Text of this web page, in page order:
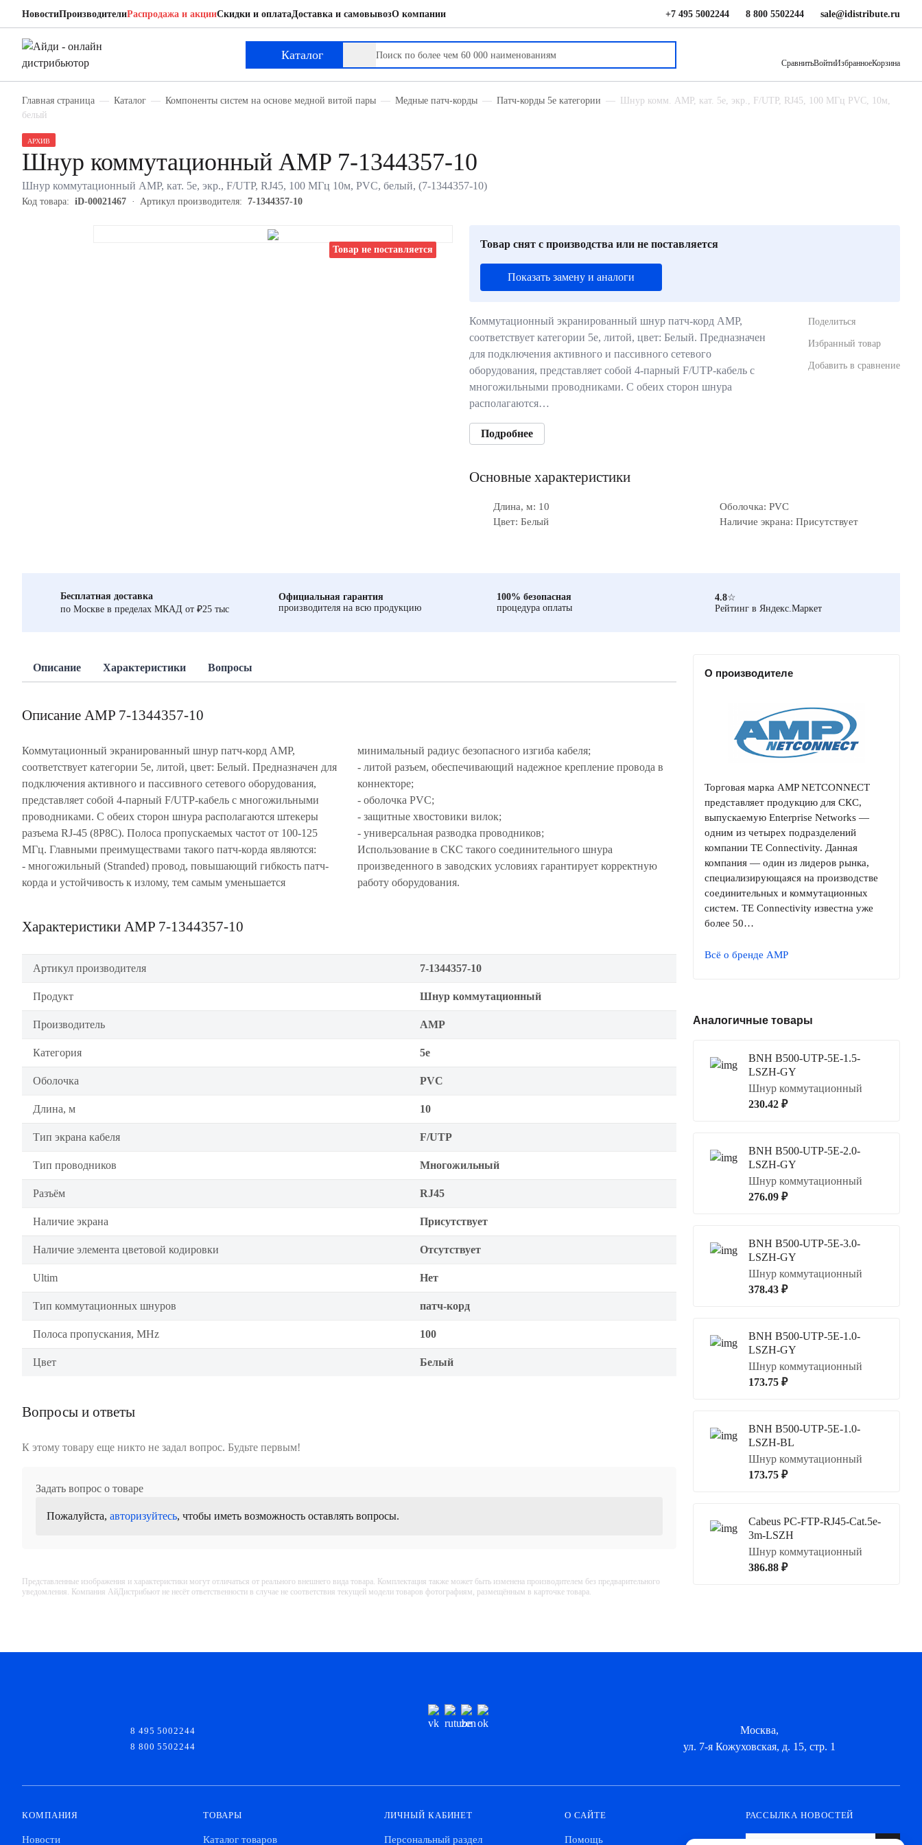
НовостиПроизводителиРаспродажа и акцииСкидки и оплатаДоставка и самовывозО компании +7 495 5002244 8 800 5502244 sale@idistribute.ru
Каталог
СравнитьВойтиИзбранноеКорзина
Главная страница Каталог Компоненты систем на основе медной витой пары Медные патч-корды Патч-корды 5е категории
Шнур комм. AMP, кат. 5е, экр., F/UTP, RJ45, 100 МГц PVC, 10м,
белый
Товар не поставляется
АРХИВ
Шнур коммутационный AMP 7-1344357-10
Шнур коммутационный AMP, кат. 5е, экр., F/UTP, RJ45, 100 МГц 10м, PVC, белый, (7-1344357-10)
Код товара: iD-00021467 Артикул производителя: 7-1344357-10
Товар снят с производства или не поставляется
Показать замену и аналоги
Коммутационный экранированный шнур патч-корд AMP,
cоответствует категории 5e, литой, цвет: Белый. Предназначен
для подключения активного и пассивного сетевого
оборудования, представляет собой 4-парный F/UTP-кабель с
многожильными проводниками. С обеих сторон шнура
располагаются…
Подробнее
Поделиться
Избранный товар
Добавить в сравнение
Основные характеристики
Длина, м: 10
Оболочка: PVC
Цвет: Белый
Наличие экрана: Присутствует
Бесплатная доставка
по Москве в пределах МКАД от ₽25 тыс
Официальная гарантия
производителя на всю продукцию
100% безопасная
процедура оплаты
4.8☆
Рейтинг в Яндекс.Маркет
Описание Характеристики Вопросы
Описание AMP 7-1344357-10
Коммутационный экранированный шнур патч-корд AMP,
cоответствует категории 5e, литой, цвет: Белый. Предназначен для
подключения активного и пассивного сетевого оборудования,
представляет собой 4-парный F/UTP-кабель с многожильными
проводниками. С обеих сторон шнура располагаются штекеры
разъема RJ-45 (8P8C). Полоса пропускаемых частот от 100-125
МГц. Главными преимуществами такого патч-корда являются:
- многожильный (Stranded) провод, повышающий гибкость патч-
корда и устойчивость к излому, тем самым уменьшается
минимальный радиус безопасного изгиба кабеля;
- литой разъем, обеспечивающий надежное крепление провода в
коннекторе;
- оболочка PVC;
- защитные хвостовики вилок;
- универсальная разводка проводников;
Использование в СКС такого соединительного шнура
произведенного в заводских условиях гарантирует корректную
работу оборудования.
Характеристики AMP 7-1344357-10
Артикул производителя 7-1344357-10
Продукт Шнур коммутационный
Производитель AMP
Категория 5е
Оболочка PVC
Длина, м 10
Тип экрана кабеля F/UTP
Тип проводников Многожильный
Разъём RJ45
Наличие экрана Присутствует
Наличие элемента цветовой кодировки Отсутствует
Ultim Нет
Тип коммутационных шнуров патч-корд
Полоса пропускания, MHz 100
Цвет Белый
Вопросы и ответы
К этому товару еще никто не задал вопрос. Будьте первым!
Задать вопрос о товаре
Пожалуйста, авторизуйтесь, чтобы иметь возможность оставлять вопросы.
Представленные изображения и характеристики могут отличаться от реального внешнего вида товара. Комплектация также может быть изменена производителем без предварительного
уведомления. Компания АйДистрибьют не несёт ответственности в случае не соответствия текущей модели товаров фотографиям, размещённым в карточке товара.
О производителе
Торговая марка AMP NETCONNECT
представляет продукцию для СКС,
выпускаемую Enterprise Networks —
одним из четырех подразделений
компании TE Connectivity. Данная
компания — один из лидеров рынка,
специализирующаяся на производстве
соединительных и коммутационных
систем. TE Connectivity известна уже
более 50…
Всё о бренде AMP
Аналогичные товары
BNH B500-UTP-5E-1.5-
LSZH-GY
Шнур коммутационный
230.42 ₽
BNH B500-UTP-5E-2.0-
LSZH-GY
Шнур коммутационный
276.09 ₽
BNH B500-UTP-5E-3.0-
LSZH-GY
Шнур коммутационный
378.43 ₽
BNH B500-UTP-5E-1.0-
LSZH-GY
Шнур коммутационный
173.75 ₽
BNH B500-UTP-5E-1.0-
LSZH-BL
Шнур коммутационный
173.75 ₽
Cabeus PC-FTP-RJ45-Cat.5e-
3m-LSZH
Шнур коммутационный
386.88 ₽
AMP 7-1344357-10
Шнур коммутационный
8 495 5002244
8 800 5502244
Москва,
ул. 7-я Кожуховская, д. 15, стр. 1
КОМПАНИЯ
Новости
ТОВАРЫ
Каталог товаров
ЛИЧНЫЙ КАБИНЕТ
Персональный раздел
О САЙТЕ
Помощь
РАССЫЛКА НОВОСТЕЙ